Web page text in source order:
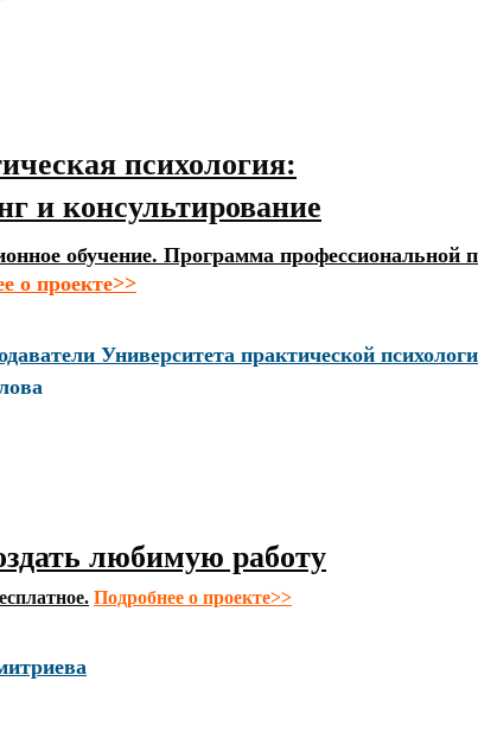
психология:
и консультирование
обучение. Программа профессиональной
о проекте>>
Университета практической
любимую работу
Подробнее о проекте>>